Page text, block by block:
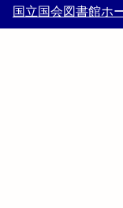
国立国会図書館ホ